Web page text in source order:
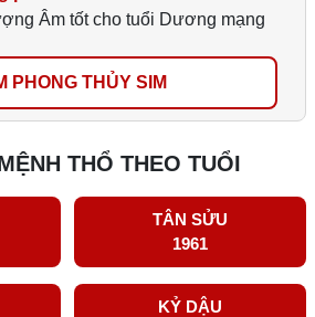
Âm tốt cho tuổi Dương mạng
XEM PHONG THỦY SIM
THỔ THEO TUỔI
TÂN SỬU
1961
KỶ DẬU